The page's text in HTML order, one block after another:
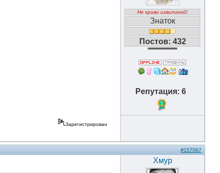
Не криви извилиной!
Знаток
Постов: 432
Репутация: 6
1
Зарегистрирован
#157067
Хмур